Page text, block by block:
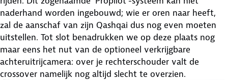
naderhand worden ingebouwd; wie er oren naar heeft,
zal de aanschaf van zijn Qashqai dus nog even moeten
uitstellen. Tot slot benadrukken we op deze plaats nog
maar eens het nut van de optioneel verkrijgbare
achteruitrijcamera: over je rechterschouder valt de
crossover namelijk nog altijd slecht te overzien.